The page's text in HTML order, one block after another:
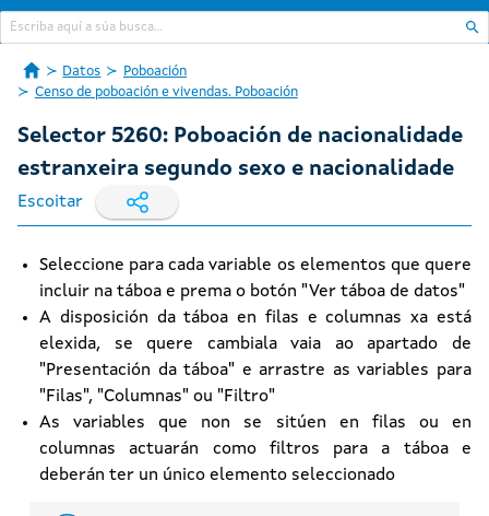
Datos
Poboación
Censo de poboación e vivendas. Poboación
Selector 5260: Poboación de nacionalidade
estranxeira segundo sexo e nacionalidade
Escoitar
Seleccione para cada variable os elementos que quere
incluir na táboa e prema o botón "Ver táboa de datos"
A disposición da táboa en filas e columnas xa está
elexida, se quere cambiala vaia ao apartado de
"Presentación da táboa" e arrastre as variables para
"Filas", "Columnas" ou "Filtro"
As variables que non se sitúen en filas ou en
columnas actuarán como filtros para a táboa e
deberán ter un único elemento seleccionado